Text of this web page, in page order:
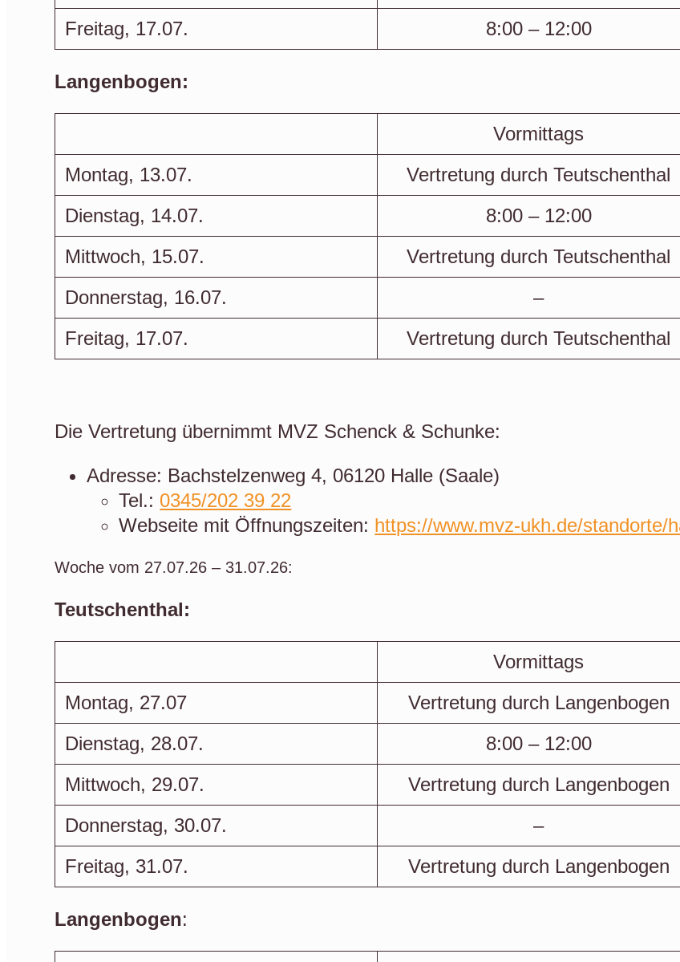
Freitag, 17.07.
8:00 – 12:00
Langenbogen:
Vormittags
Montag, 13.07.
Vertretung durch Teutschenthal
Dienstag, 14.07.
8:00 – 12:00
Mittwoch, 15.07.
Vertretung durch Teutschenthal
Donnerstag, 16.07.
–
Freitag, 17.07.
Vertretung durch Teutschenthal
Die Vertretung übernimmt MVZ Schenck & Schunke:
Adresse: Bachstelzenweg 4, 06120 Halle (Saale)
Tel.: 0345/202 39 22
Webseite mit Öffnungszeiten: https://www.mvz-ukh.de/standorte/
Woche vom 27.07.26 – 31.07.26:
Teutschenthal:
Vormittags
Montag, 27.07
Vertretung durch Langenbogen
Dienstag, 28.07.
8:00 – 12:00
Mittwoch, 29.07.
Vertretung durch Langenbogen
Donnerstag, 30.07.
–
Freitag, 31.07.
Vertretung durch Langenbogen
Langenbogen: